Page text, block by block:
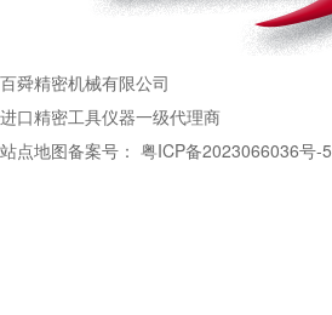
百舜精密机械有限公司
进口精密工具仪器一级代理商
站点地图备案号： 粤ICP备2023066036号-5